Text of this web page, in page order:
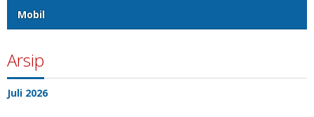
Mobil
Arsip
Juli 2026